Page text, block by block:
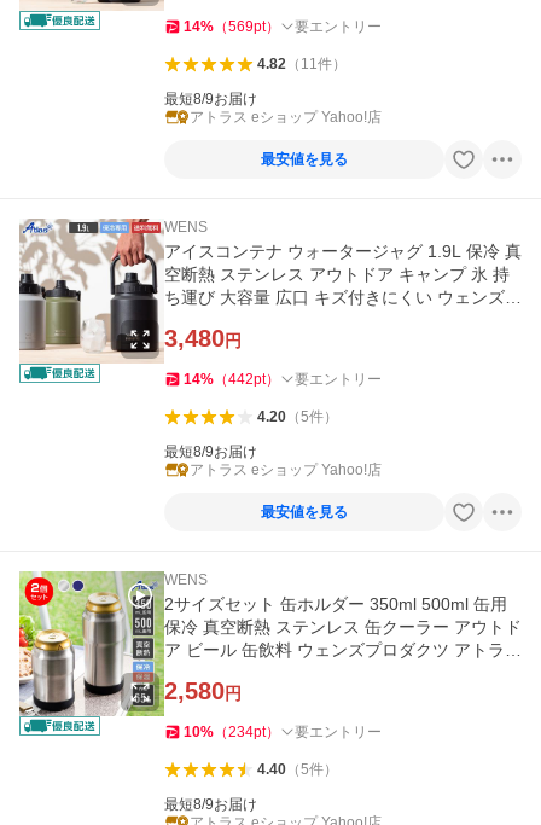
14% （569pt） 要エントリー
4.82（ 11件）
最短8/9お届け
アトラス eショップ Yahoo!店
最安値を見る
WENS
アイスコンテナ ウォータージャグ 1.9L 保冷 真
空断熱 ステンレス アウトドア キャンプ 氷 持
ち運び 大容量 広口 キズ付きにくい ウェンズプ
3,480円
14% （442pt） 要エントリー
4.20（5件）
最短8/9お届け
アトラス eショップ Yahoo!店
最安値を見る
WENS
2サイズセット 缶ホルダー 350ml 500ml 缶用
保冷 真空断熱 ステンレス 缶クーラー アウトド
ア ビール 缶飲料 ウェンズプロダクツ アトラス
2,580円
10% （234pt） 要エントリー
4.40（5件）
最短8/9お届け